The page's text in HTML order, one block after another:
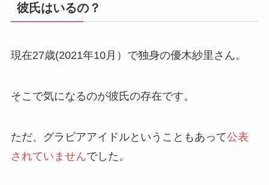
彼氏はいるの？
現在27歳(2021年10月）で独身の優木紗里さん。
そこで気になるのが彼氏の存在です。
ただ、グラビアアイドルということもあって公表
されていませんでした。